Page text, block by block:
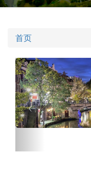
首页
Previous